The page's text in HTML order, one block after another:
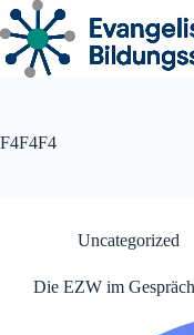
Zum
Inhalt
springen
F4F4F4
Uncategorized
Die EZW im